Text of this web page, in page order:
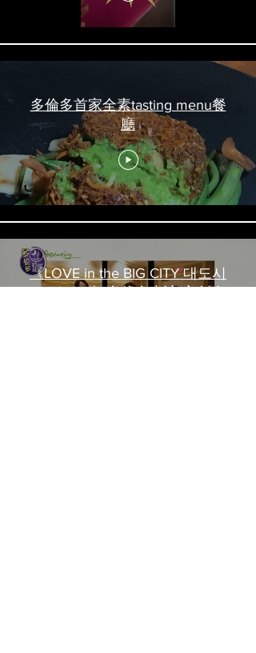
多倫多首家全素tasting menu餐
廳
《LOVE in the BIG CITY 대도시